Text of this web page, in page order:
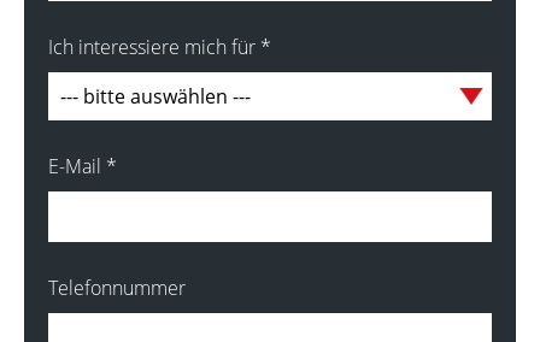
Ich interessiere mich für *
E-Mail *
Telefonnummer